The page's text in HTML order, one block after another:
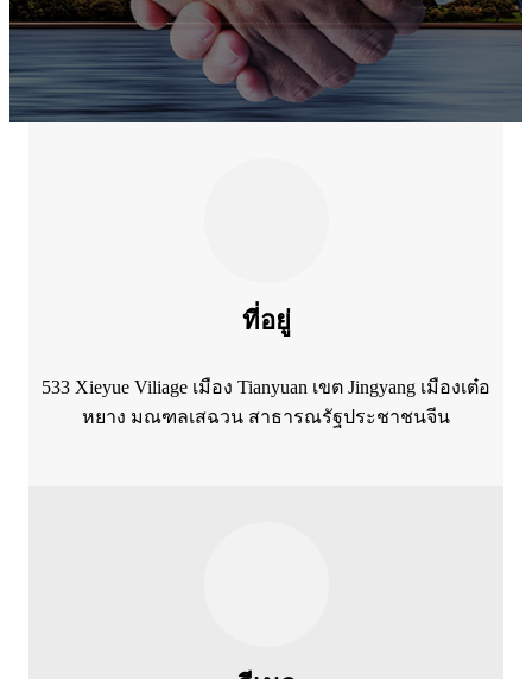
ที่อยู่
533 Xieyue Viliage เมือง Tianyuan เขต Jingyang เมืองเต๋อ
หยาง มณฑลเสฉวน สาธารณรัฐประชาชนจีน